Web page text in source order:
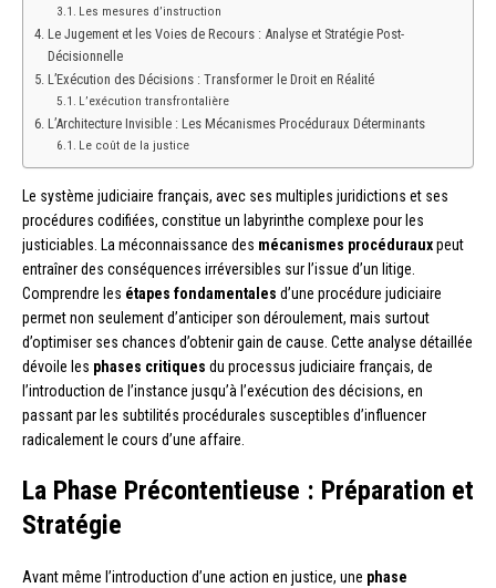
Les mesures d’instruction
Le Jugement et les Voies de Recours : Analyse et Stratégie Post-
Décisionnelle
L’Exécution des Décisions : Transformer le Droit en Réalité
L’exécution transfrontalière
L’Architecture Invisible : Les Mécanismes Procéduraux Déterminants
Le coût de la justice
Le système judiciaire français, avec ses multiples juridictions et ses
procédures codifiées, constitue un labyrinthe complexe pour les
justiciables. La méconnaissance des mécanismes procédurauxpeut
entraîner des conséquences irréversibles sur l’issue d’un litige.
Comprendre les étapes fondamentales d’une procédure judiciaire
permet non seulement d’anticiper son déroulement, mais surtout
d’optimiser ses chances d’obtenir gain de cause. Cette analyse détaillée
dévoile les phases critiques du processus judiciaire français, de
l’introduction de l’instance jusqu’à l’exécution des décisions, en
passant par les subtilités procédurales susceptibles d’influencer
radicalement le cours d’une affaire.
La Phase Précontentieuse : Préparation et
Stratégie
Avant même l’introduction d’une action en justice, une phase